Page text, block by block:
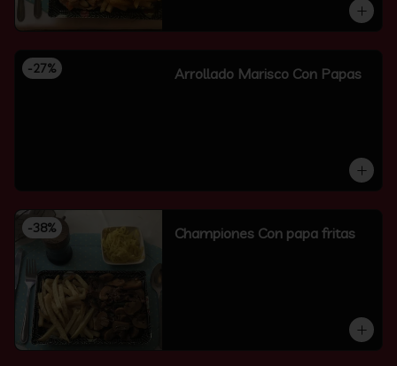
-27% Arrollado Marisco Con Papas
-38% Championes Con papa fritas